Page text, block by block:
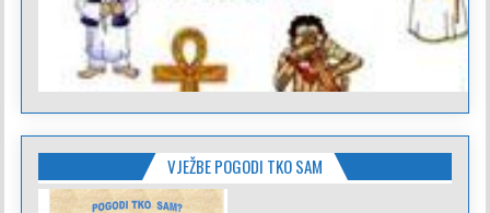
VJEŽBE POGODI TKO SAM